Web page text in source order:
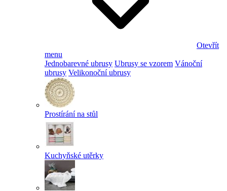
Otevřít
menu
Jednobarevné ubrusy Ubrusy se vzorem Vánoční
ubrusy Velikonoční ubrusy
Prostírání na stůl
Kuchyňské utěrky